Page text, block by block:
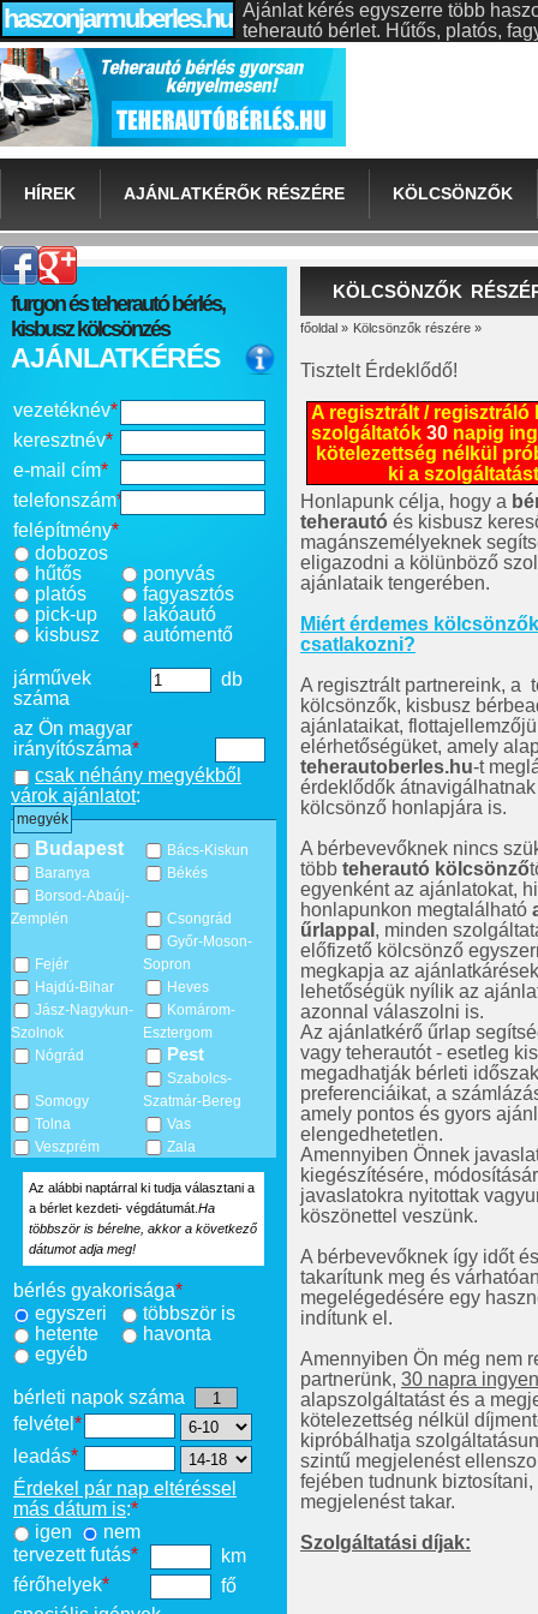
haszonjarmuberles.hu Ajánlat kérés egyszerre több
teherautó bérlet. Hűtős, platós,
HÍREK AJÁNLATKÉRŐK RÉSZÉRE KÖLCSÖNZŐK
furgon és teherautó bérlés,
kisbusz kölcsönzés
AJÁNLATKÉRÉS
vezetéknév*
keresztnév*
e-mail cím*
telefonszám*
felépítmény*
dobozos
hűtős
platós
pick-up
kisbusz
ponyvás
fagyasztós
lakóautó
autómentő
járművek
száma
db
az Ön magyar
irányítószáma*
csak néhány megyékből
várok ajánlatot:
megyék
Budapest
Bács-Kiskun
Baranya
Békés
Borsod-Abaúj-
Zemplén
Csongrád
Fejér
Győr-Moson-
Sopron
Hajdú-Bihar
Heves
Jász-Nagykun-
Szolnok
Komárom-
Esztergom
Nógrád
Pest
Somogy
Szabolcs-
Szatmár-Bereg
Tolna
Vas
Veszprém
Zala
Az alábbi naptárral ki tudja választani a
a bérlet kezdeti- végdátumát. Ha
többször is bérelne, akkor a következő
dátumot adja meg!
bérlés gyakorisága*
egyszeri
többször is
hetente
havonta
egyéb
bérleti napok száma
felvétel *
leadás*
Érdekel pár nap eltéréssel
más dátum is:*
igen
nem
tervezett futás*
km
férőhelyek*
fő
KÖLCSÖNZŐK
főoldal » Kölcsönzők részére »
Tisztelt Érdeklődő!
A regisztrált / regisztráló
szolgáltatók 30 napig
kötelezettség nélkül
ki a
Honlapunk célja, hogy a
teherautó és kisbusz
magánszemélyeknek
eligazodni a kölünböző
ajánlataik tengerében.
Miért érdemes
csatlakozni?
A regisztrált partnereink, a
kölcsönzők, kisbusz
ajánlataikat,
elérhetőségüket, amely
teherautoberles.hu-t
érdeklődők
kölcsönző honlapjára is.
A bérbevevőknek nincs
több teherautó kölcsönző
egyenként az ajánlatokat,
honlapunkon megtalálható
űrlappal , minden
előfizető kölcsönző
megkapja az
lehetőségük nyílik az
azonnal válaszolni is.
Az ajánlatkérő űrlap
vagy teherautót - esetleg
megadhatják bérleti
preferenciáikat, a
amely pontos és gyors
elengedhetetlen.
Amennyiben Önnek
kiegészítésére,
javaslatokra nyitottak
köszönettel veszünk.
A bérbevevőknek így időt
takarítunk meg és
megelégedésére egy
indítunk el.
Amennyiben Ön még nem
partnerünk, 30 napra
alapszolgáltatást és a
kötelezettség nélkül
kipróbálhatja
szintű megjelenést
fejében tudnunk
megjelenést takar.
Szolgáltatási díjak: